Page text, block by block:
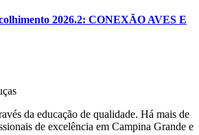
2026.2: CONEXÃO AVES E
da educação de qualidade. Há mais de
de excelência em Campina Grande e